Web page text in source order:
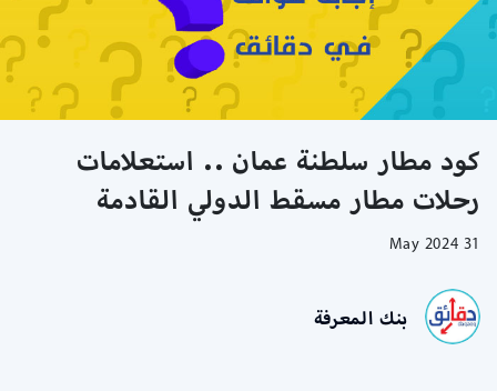
كود مطار سلطنة عمان .. استعلامات
رحلات مطار مسقط الدولي القادمة
31 May 2024
بنك المعرفة